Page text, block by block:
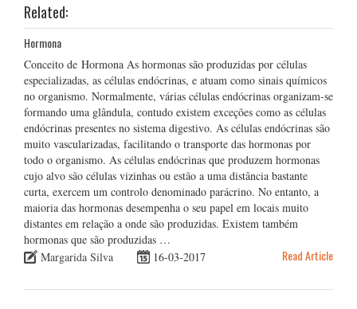
Related:
Hormona
Conceito de Hormona As hormonas são produzidas por células
especializadas, as células endócrinas, e atuam como sinais químicos
no organismo. Normalmente, várias células endócrinas organizam-se
formando uma glândula, contudo existem exceções como as células
endócrinas presentes no sistema digestivo. As células endócrinas são
muito vascularizadas, facilitando o transporte das hormonas por
todo o organismo. As células endócrinas que produzem hormonas
cujo alvo são células vizinhas ou estão a uma distância bastante
curta, exercem um controlo denominado parácrino. No entanto, a
maioria das hormonas desempenha o seu papel em locais muito
distantes em relação a onde são produzidas. Existem também
hormonas que são produzidas …
Margarida Silva
16-03-2017 Read Article